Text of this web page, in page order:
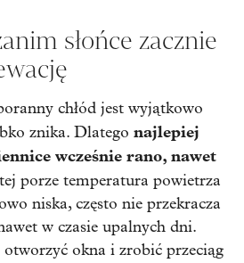
słońce zacznie
chłód jest wyjątkowo
znika. Dlatego najlepiej
wcześnie rano, nawet
porze temperatura powietrza
niska, często nie przekracza
w czasie upalnych dni.
okna i zrobić przeciąg